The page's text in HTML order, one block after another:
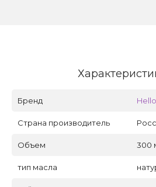
Бренд
Страна производитель
Объем 300
тип масла